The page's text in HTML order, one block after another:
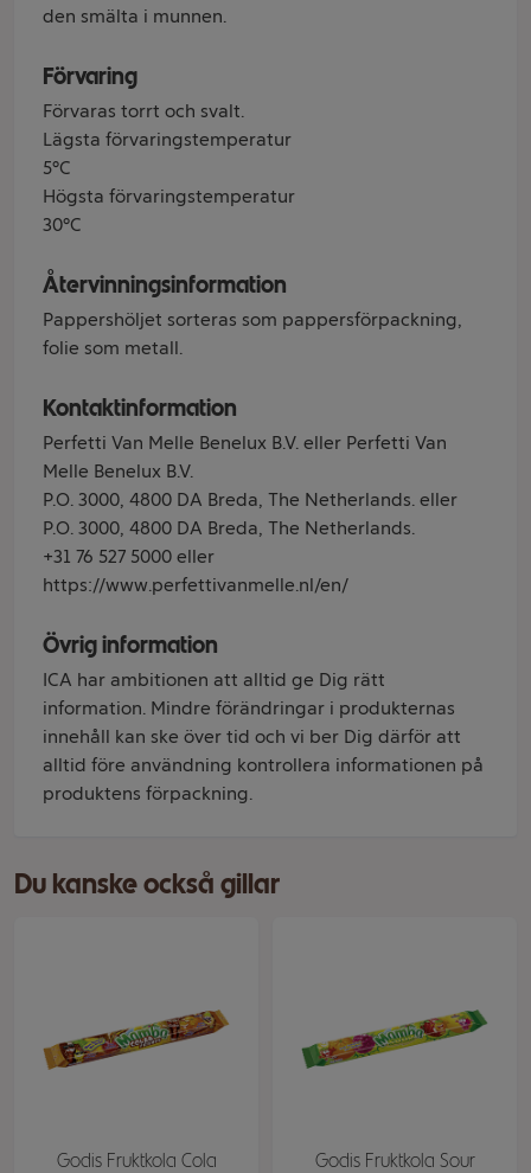
den smälta i munnen.
Förvaring
Förvaras torrt och svalt.
Lägsta förvaringstemperatur
5°C
Högsta förvaringstemperatur
30°C
Återvinningsinformation
Pappershöljet sorteras som pappersförpackning,
folie som metall.
Kontaktinformation
Perfetti Van Melle Benelux B.V. eller Perfetti Van
Melle Benelux B.V.
P.O. 3000, 4800 DA Breda, The Netherlands. eller
P.O. 3000, 4800 DA Breda, The Netherlands.
+31 76 527 5000 eller
https://www.perfettivanmelle.nl/en/
Övrig information
ICA har ambitionen att alltid ge Dig rätt
information. Mindre förändringar i produkternas
innehåll kan ske över tid och vi ber Dig därför att
alltid före användning kontrollera informationen på
produktens förpackning.
Du kanske också gillar
Godis Fruktkola Cola
Godis Fruktkola Sour